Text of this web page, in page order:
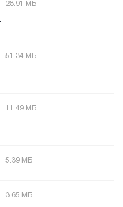
28.91 МБ
51.34 МБ
11.49 МБ
5.39 МБ
3.65 МБ